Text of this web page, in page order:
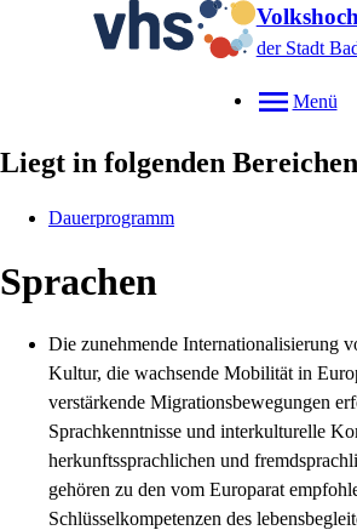
der Stadt
Menü
Liegt in folgenden Bereichen
Dauerprogramm
Sprachen
Die zunehmende Internationalisierung
Kultur, die wachsende Mobilität in
verstärkende Migrationsbewegungen
Sprachkenntnisse und interkulturelle
herkunftssprachlichen und
gehören zu den vom Europarat
Schlüsselkompetenzen des